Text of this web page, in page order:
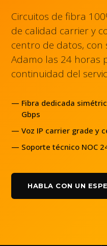
Circuitos de fibra
de calidad carrier y
centro de datos, con
Adamo las 24 horas
continuidad del
Fibra dedicada
Gbps
Voz IP carrier grade y
Soporte técnico NOC
HABLA CON UN